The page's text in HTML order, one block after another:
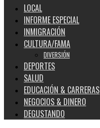
LOCAL
INFORME ESPECIAL
INMIGRACIÓN
CULTURA/FAMA
DIVERSIÓN
DEPORTES
SALUD
EDUCACIÓN & CARRERAS
NEGOCIOS & DINERO
DEGUSTANDO